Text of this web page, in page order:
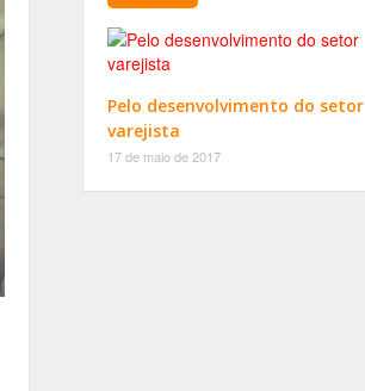
Pelo desenvolvimento do setor
varejista
17 de maio de 2017